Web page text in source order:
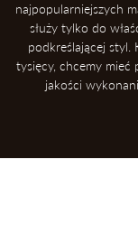
najpopularniejszych
służy tylko do
podkreślającej styl.
tysięcy, chcemy mieć
jakości